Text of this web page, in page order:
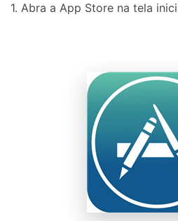
1. Abra a App Store na tela